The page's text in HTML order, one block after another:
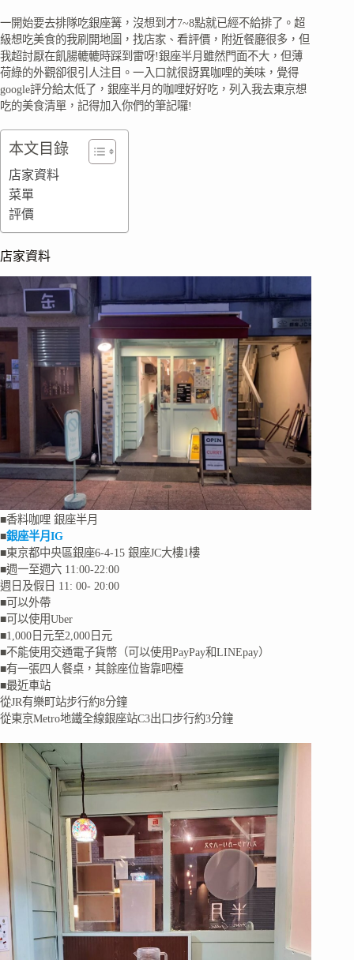
一開始要去排隊吃銀座篝，沒想到才7~8點就已經不給排了。超
級想吃美食的我刷開地圖，找店家、看評價，附近餐廳很多，但
我超討厭在飢腸轆轆時踩到雷呀!銀座半月雖然門面不大，但薄
荷綠的外觀卻很引人注目。一入口就很訝異咖哩的美味，覺得
google評分給太低了，銀座半月的咖哩好好吃，列入我去東京想
吃的美食清單，記得加入你們的筆記囉!
本文目錄
店家資料
菜單
評價
店家資料
■香料咖哩 銀座半月
■銀座半月IG
■東京都中央區銀座6-4-15 銀座JC大樓1樓
■週一至週六 11:00-22:00
週日及假日 11: 00- 20:00
■可以外帶
■可以使用Uber
■1,000日元至2,000日元
■不能使用交通電子貨幣（可以使用PayPay和LINEpay）
■有一張四人餐桌，其餘座位皆靠吧檯
■最近車站
從JR有樂町站步行約8分鐘
從東京Metro地鐵全線銀座站C3出口步行約3分鐘